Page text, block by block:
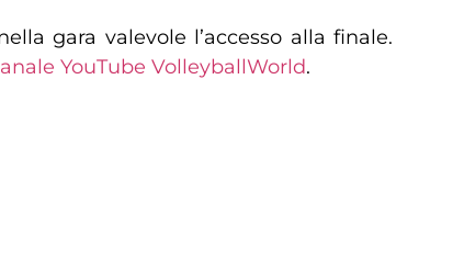
gara valevole l’accesso alla finale.
YouTube VolleyballWorld.